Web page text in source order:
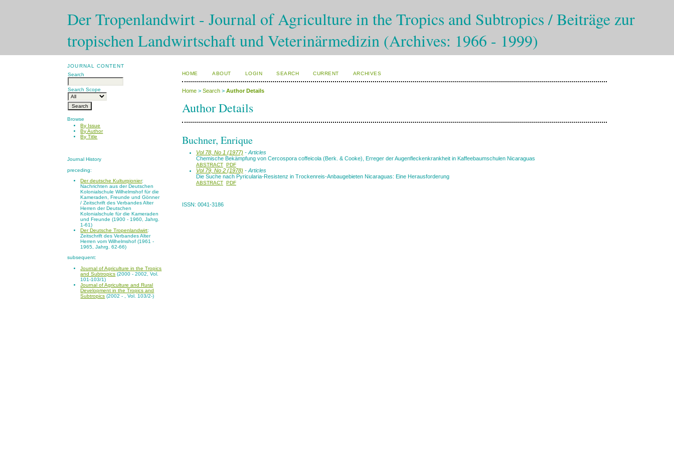
Der Tropenlandwirt - Journal of Agriculture in the Tropics and Subtropics / Beiträge zur
tropischen Landwirtschaft und Veterinärmedizin (Archives: 1966 - 1999)
JOURNAL CONTENT
Search
Search Scope
Browse
By Issue
By Author
By Title
Journal History
preceding:
Der deutsche Kulturpionier:
Nachrichten aus der Deutschen
Kolonialschule Wilhelmshof für die
Kameraden, Freunde und Gönner
/ Zeitschrift des Verbandes Alter
Herren der Deutschen
Kolonialschule für die Kameraden
und Freunde (1900 - 1960, Jahrg.
1-61)
Der Deutsche Tropenlandwirt:
Zeitschrift des Verbandes Alter
Herren vom Wilhelmshof (1961 -
1965, Jahrg. 62-66)
subsequent:
Journal of Agriculture in the Tropics
and Subtropics (2000 - 2002, Vol.
101-103/1)
Journal of Agriculture and Rural
Development in the Tropics and
Subtropics (2002 - , Vol. 103/2-)
HOME ABOUT LOGIN SEARCH CURRENT ARCHIVES
Home> Search> Author Details
Author Details
Buchner, Enrique
Vol 78, No 1 (1977) - Articles
Chemische Bekämpfung von Cercospora coffeicola (Berk. & Cooke), Erreger der Augenfleckenkrankheit in Kaffeebaumschulen Nicaraguas
ABSTRACT PDF
Vol 79, No 2 (1978) - Articles
Die Suche nach Pyricularia-Resistenz in Trockenreis-Anbaugebieten Nicaraguas: Eine Herausforderung
ABSTRACT PDF
ISSN: 0041-3186